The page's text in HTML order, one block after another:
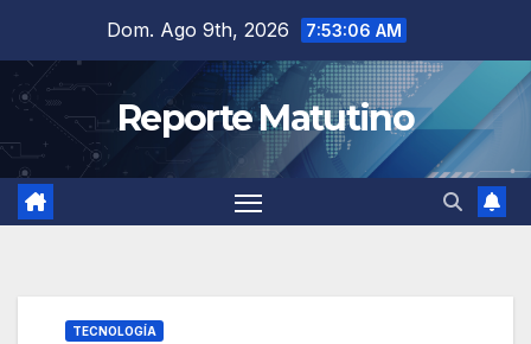
contenido
Dom. Ago 9th, 2026 7:53:07 AM
Reporte Matutino
TECNOLOGÍA